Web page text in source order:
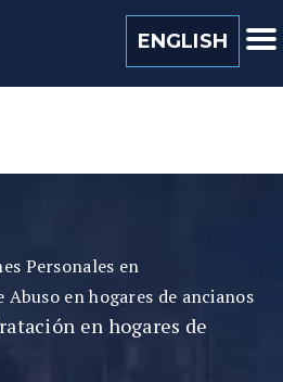
ENGLISH
259 0022
Personales en
Abuso en hogares de ancianos
en hogares de